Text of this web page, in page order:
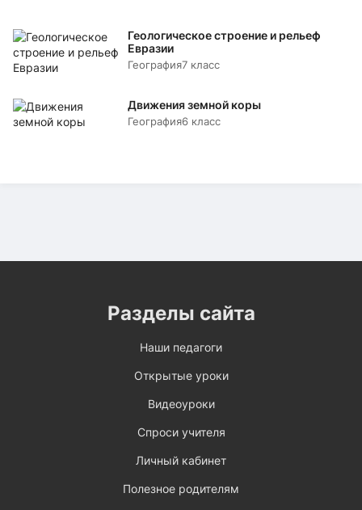
Геологическое строение и рельеф
Евразии
География7 класс
Движения земной коры
География6 класс
Разделы сайта
Наши педагоги
Открытые уроки
Видеоуроки
Спроси учителя
Личный кабинет
Полезное родителям